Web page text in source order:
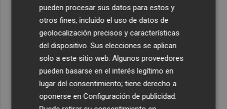
pueden procesar sus datos para estos y
otros fines, incluido el uso de datos de
geolocalización precisos y características
del dispositivo. Sus elecciones se aplican
solo a este sitio web. Algunos proveedores
pueden basarse en el interés legítimo en
lugar del consentimiento; tiene derecho a
oponerse enConfiguración de publicidad.